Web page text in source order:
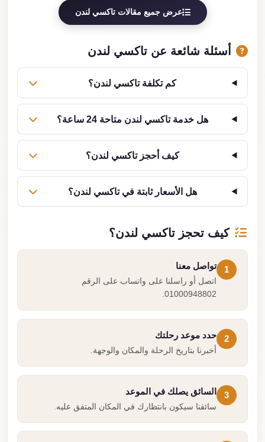
عرض جميع مقالات تاكسي لندن
أسئلة شائعة عن تاكسي لندن
كم تكلفة تاكسي لندن؟
هل خدمة تاكسي لندن متاحة 24 ساعة؟
كيف أحجز تاكسي لندن؟
هل الأسعار ثابتة في تاكسي لندن؟
كيف تحجز تاكسي لندن؟
1
تواصل معنا
اتصل أو راسلنا على واتساب على الرقم
01000948802.
2
حدد موعد رحلتك
أخبرنا بتاريخ الرحلة والمكان والوجهة.
3
السائق يصلك في الموعد
سائقنا سيكون بانتظارك في المكان المتفق عليه.